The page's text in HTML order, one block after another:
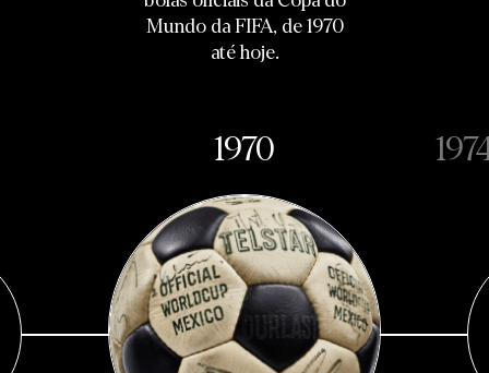
Mundo da FIFA, de 1970
até hoje.
1970